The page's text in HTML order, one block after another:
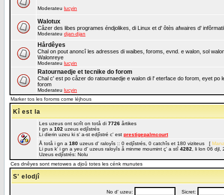
Moderateu lucyin
Walotux
Cåzer des libes programes éndjolikes, di Linux et d' ôtès afwaires d'
Moderateu djan-djan
Hårdêyes
Chal on pout anoncî les adresses di waibes, foroms, evnd. e walon, sol
Walonreye
Moderateu lucyin
Ratournaedje et tecnike do forom
Chal c' est po cåzer do ratournaedje e walon di l' eterface do forom, eyet
forom
Moderateu lucyin
Marker tos les foroms come léjhous
Kî est la
Les uzeus ont scrît on totå di 7726 årtikes
I gn a 102 uzeus edjîstrés
Li dierin uzeu ki s' a-st edjîstré c' est prestigepalmcourt
Å totå i gn a 180 uzeus d' raloyîs :: 0 edjîstrés, 0 catchîs et 180 viziteus [
Li pus k' i gn a yeu d' uzeus raloyîs å minme moumint ç' a stî 4282 , li lon 06
Uzeus edjîstrés: Nolu
Ces dnêyes sont metowes a djoû totes les cénk munutes
S' elodjî
No d' uzeu: Sicret: